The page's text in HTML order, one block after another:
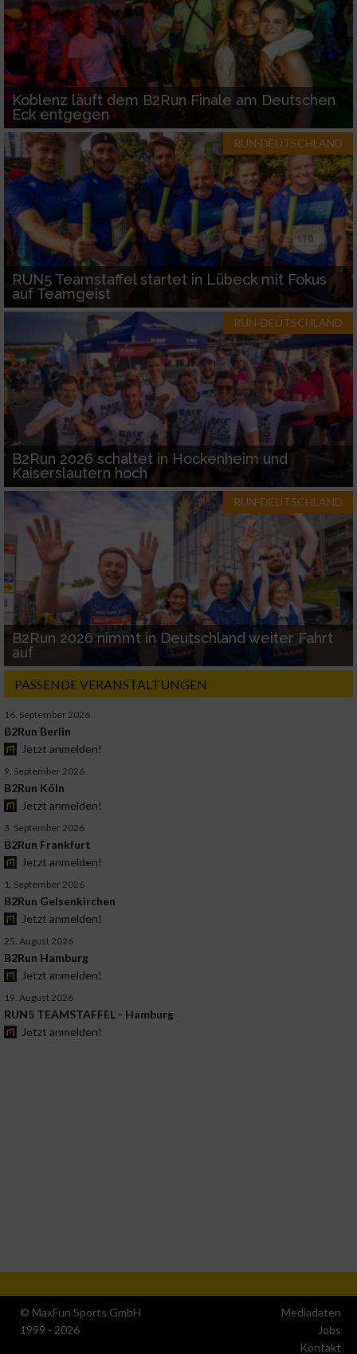
Koblenz läuft dem B2Run Finale am Deutschen
Eck entgegen
RUN-DEUTSCHLAND
RUN5 Teamstaffel startet in Lübeck mit Fokus
auf Teamgeist
RUN-DEUTSCHLAND
B2Run 2026 schaltet in Hockenheim und
Kaiserslautern hoch
RUN-DEUTSCHLAND
B2Run 2026 nimmt in Deutschland weiter Fahrt
auf
PASSENDE VERANSTALTUNGEN
16. September 2026
B2Run Berlin
Jetzt anmelden!
9. September 2026
B2Run Köln
Jetzt anmelden!
3. September 2026
B2Run Frankfurt
Jetzt anmelden!
1. September 2026
B2Run Gelsenkirchen
Jetzt anmelden!
25. August 2026
B2Run Hamburg
Jetzt anmelden!
19. August 2026
RUN5 TEAMSTAFFEL - Hamburg
Jetzt anmelden!
© MaxFun Sports GmbH
1999 - 2026
Mediadaten
Jobs
Kontakt